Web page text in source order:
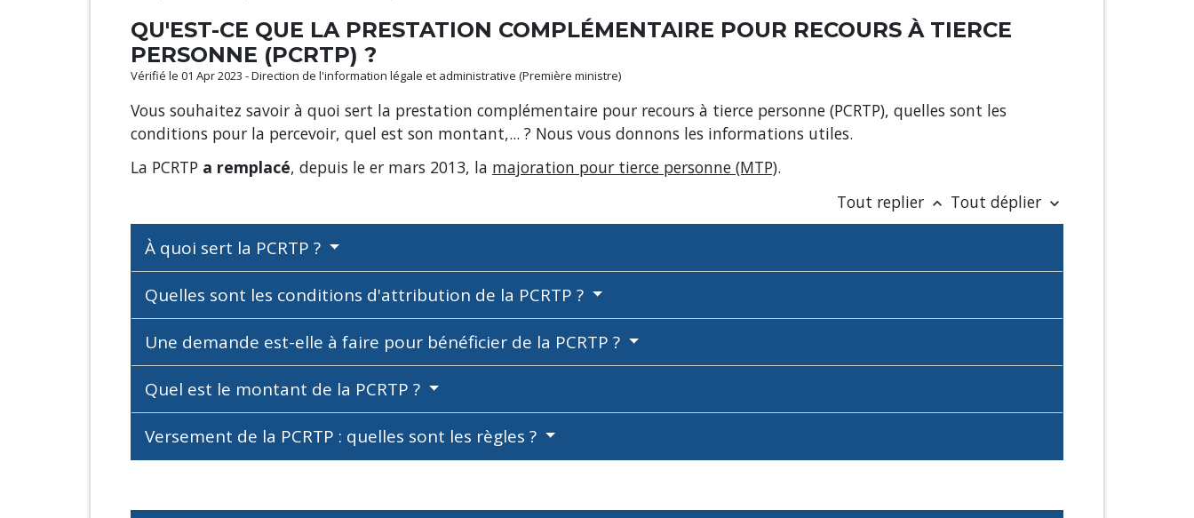
QU'EST-CE QUE LA PRESTATION COMPLÉMENTAIRE POUR RECOURS À TIERCE
PERSONNE (PCRTP) ?
Vérifié le 01 Apr 2023 - Direction de l'information légale et administrative (Première ministre)
Vous souhaitez savoir à quoi sert la prestation complémentaire pour recours à tierce personne (PCRTP), quelles sont les
conditions pour la percevoir, quel est son montant,... ? Nous vous donnons les informations utiles.
La PCRTP a remplacé, depuis le er mars 2013, la majoration pour tierce personne (MTP).
Tout replier keyboard_arrow_up Tout déplier keyboard_arrow_down
À quoi sert la PCRTP ?
Quelles sont les conditions d'attribution de la PCRTP ?
Une demande est-elle à faire pour bénéficier de la PCRTP ?
Quel est le montant de la PCRTP ?
Versement de la PCRTP : quelles sont les règles ?